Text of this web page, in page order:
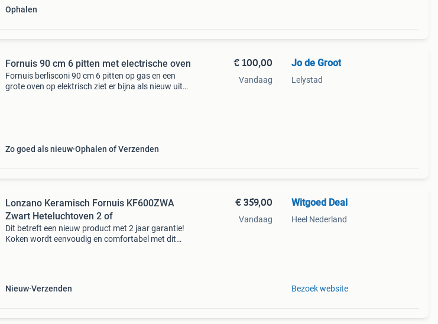
Ophalen
Fornuis 90 cm 6 pitten met electrische oven
Fornuis berlisconi 90 cm 6 pitten op gas en een
grote oven op elektrisch ziet er bijna als nieuw uit
Zo goed als nieuw Ophalen of Verzenden
€ 100,00
Vandaag
Jo de Groot
Lelystad
Lonzano Keramisch Fornuis KF600ZWA
Zwart Heteluchtoven 2 of
Dit betreft een nieuw product met 2 jaar garantie!
Koken wordt eenvoudig en comfortabel met dit
Nieuw Verzenden
€ 359,00
Vandaag
Witgoed Deal
Heel Nederland
Bezoek website